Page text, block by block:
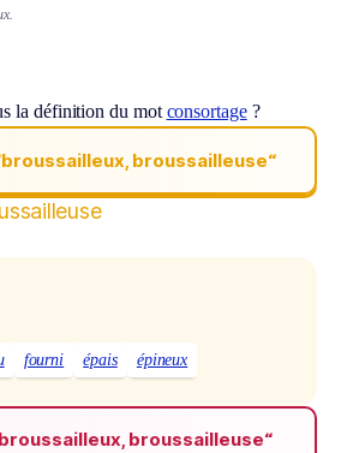
la définition du mot consortage?
broussailleuse“
fourni épais épineux
broussailleuse“